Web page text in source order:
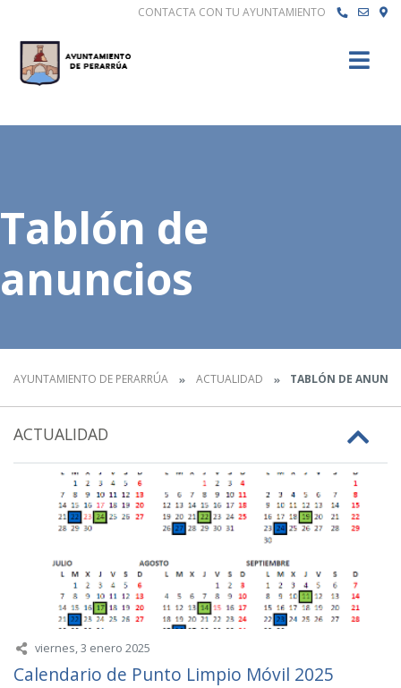
CONTACTA CON TU AYUNTAMIENTO
Tablón de
anuncios
AYUNTAMIENTO DE PERARRÚA ACTUALIDAD TABLÓN DE
ACTUALIDAD
viernes, 3 enero 2025
Calendario de Punto Limpio Móvil 2025